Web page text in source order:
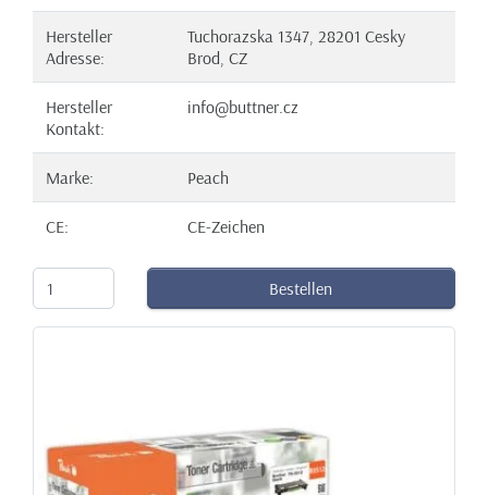
Hersteller
Adresse:
Tuchorazska 1347, 28201 Cesky
Brod, CZ
Hersteller
Kontakt:
info@buttner.cz
Marke: Peach
CE: CE-Zeichen
Bestellen